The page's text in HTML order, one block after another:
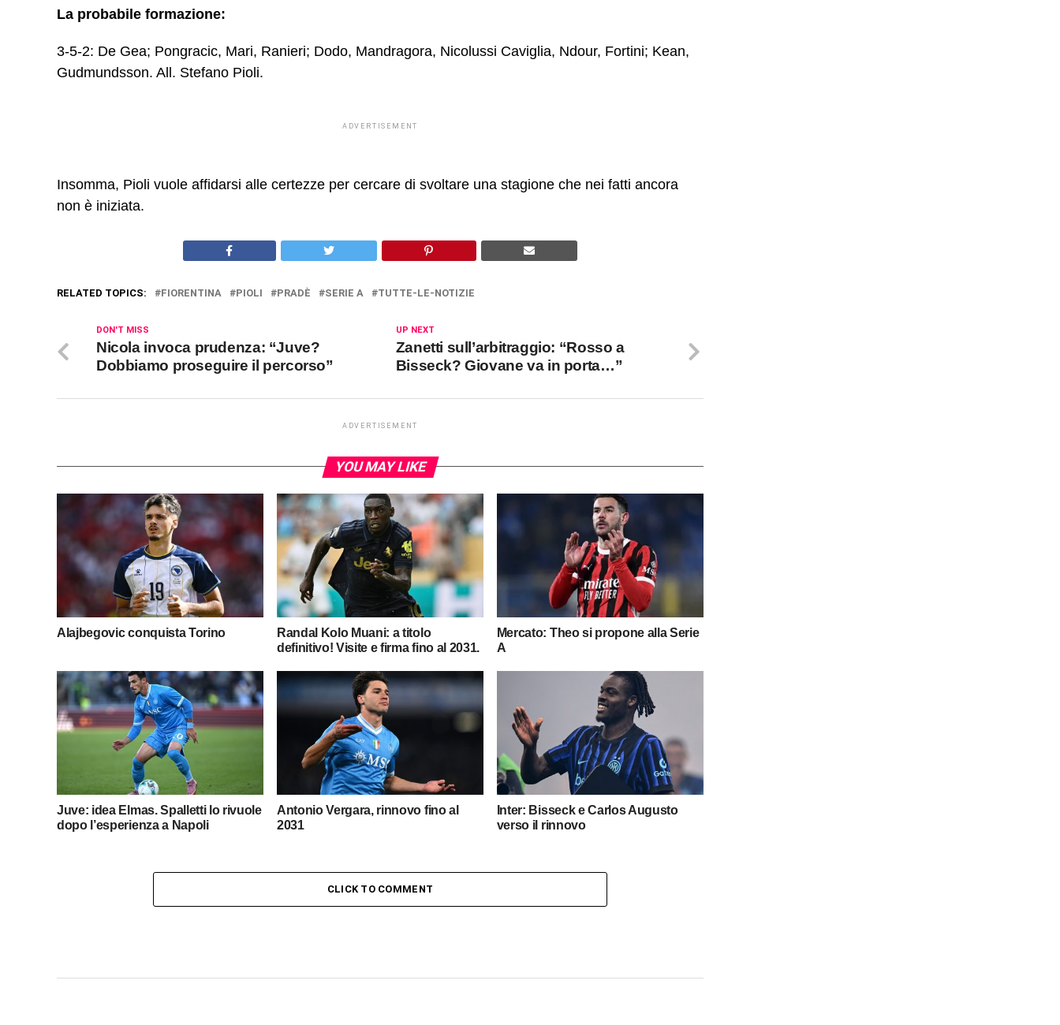
La probabile formazione:
3-5-2: De Gea; Pongracic, Mari, Ranieri; Dodo, Mandragora, Nicolussi Caviglia, Ndour, Fortini; Kean,
Gudmundsson. All. Stefano Pioli.
ADVERTISEMENT
Insomma, Pioli vuole affidarsi alle certezze per cercare di svoltare una stagione che nei fatti ancora
non è iniziata.
RELATED TOPICS: FIORENTINA PIOLI PRADÈ SERIE A TUTTE-LE-NOTIZIE
UP NEXT
Zanetti sull’arbitraggio: “Rosso a
Bisseck? Giovane va in porta…”
DON'T MISS
Nicola invoca prudenza: “Juve?
Dobbiamo proseguire il percorso”
ADVERTISEMENT
YOU MAY LIKE
Alajbegovic conquista Torino
Randal Kolo Muani: a titolo
definitivo! Visite e firma fino al 2031.
Mercato: Theo si propone alla Serie
A
Juve: idea Elmas. Spalletti lo rivuole
dopo l’esperienza a Napoli
Antonio Vergara, rinnovo fino al
2031
Inter: Bisseck e Carlos Augusto
verso il rinnovo
CLICK TO COMMENT